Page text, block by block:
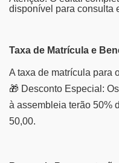
disponível para consulta
Taxa de Matrícula e
A taxa de matrícula para
🎁 Desconto Especial:
à assembleia terão 50%
50,00.